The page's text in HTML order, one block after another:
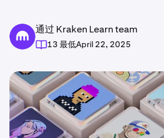
通过 Kraken Learn team
13 最低April 22, 2025